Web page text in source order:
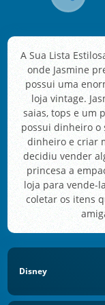
A Sua Lista
onde Jasmine
possui uma
loja vintage.
saias, tops e um
possui dinheiro o
dinheiro e criar
decidiu vender
princesa a
loja para vende-
coletar os itens
Disney